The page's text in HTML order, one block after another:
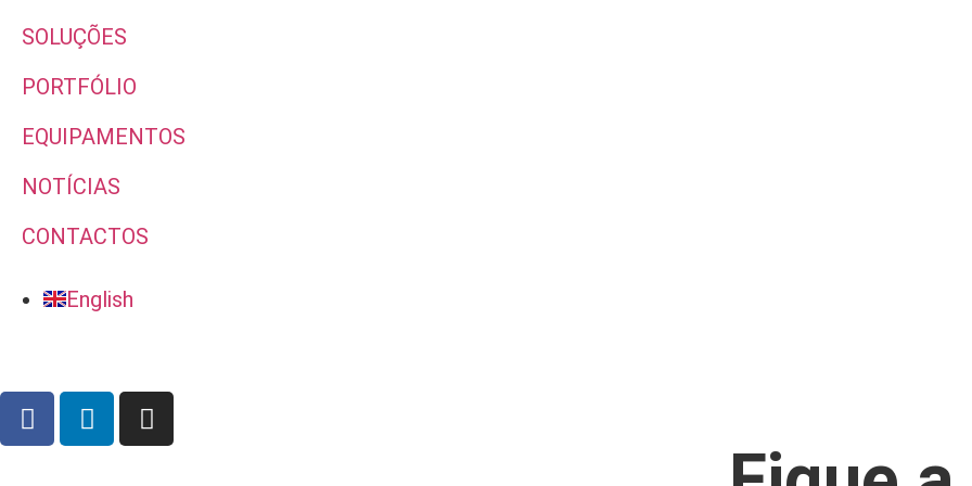
SOLUÇÕES
PORTFÓLIO
EQUIPAMENTOS
NOTÍCIAS
CONTACTOS
English